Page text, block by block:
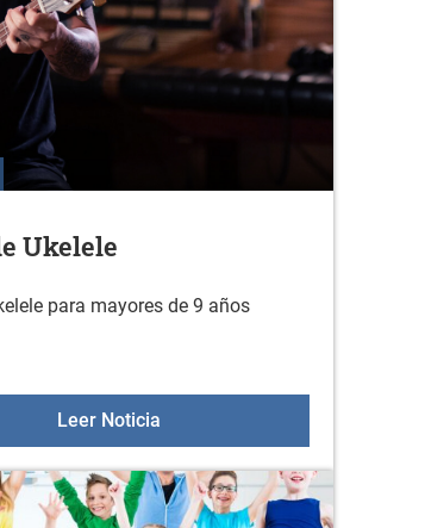
Ukelele
para mayores de 9 años
Leer Noticia